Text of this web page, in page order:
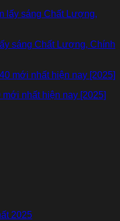
sáng Chất Lượng, Chính
nhất hiện nay [2025]
2025